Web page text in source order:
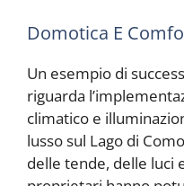
Domotica E
Un esempio di
riguarda
climatico e
lusso sul Lago di
delle tende, delle luci